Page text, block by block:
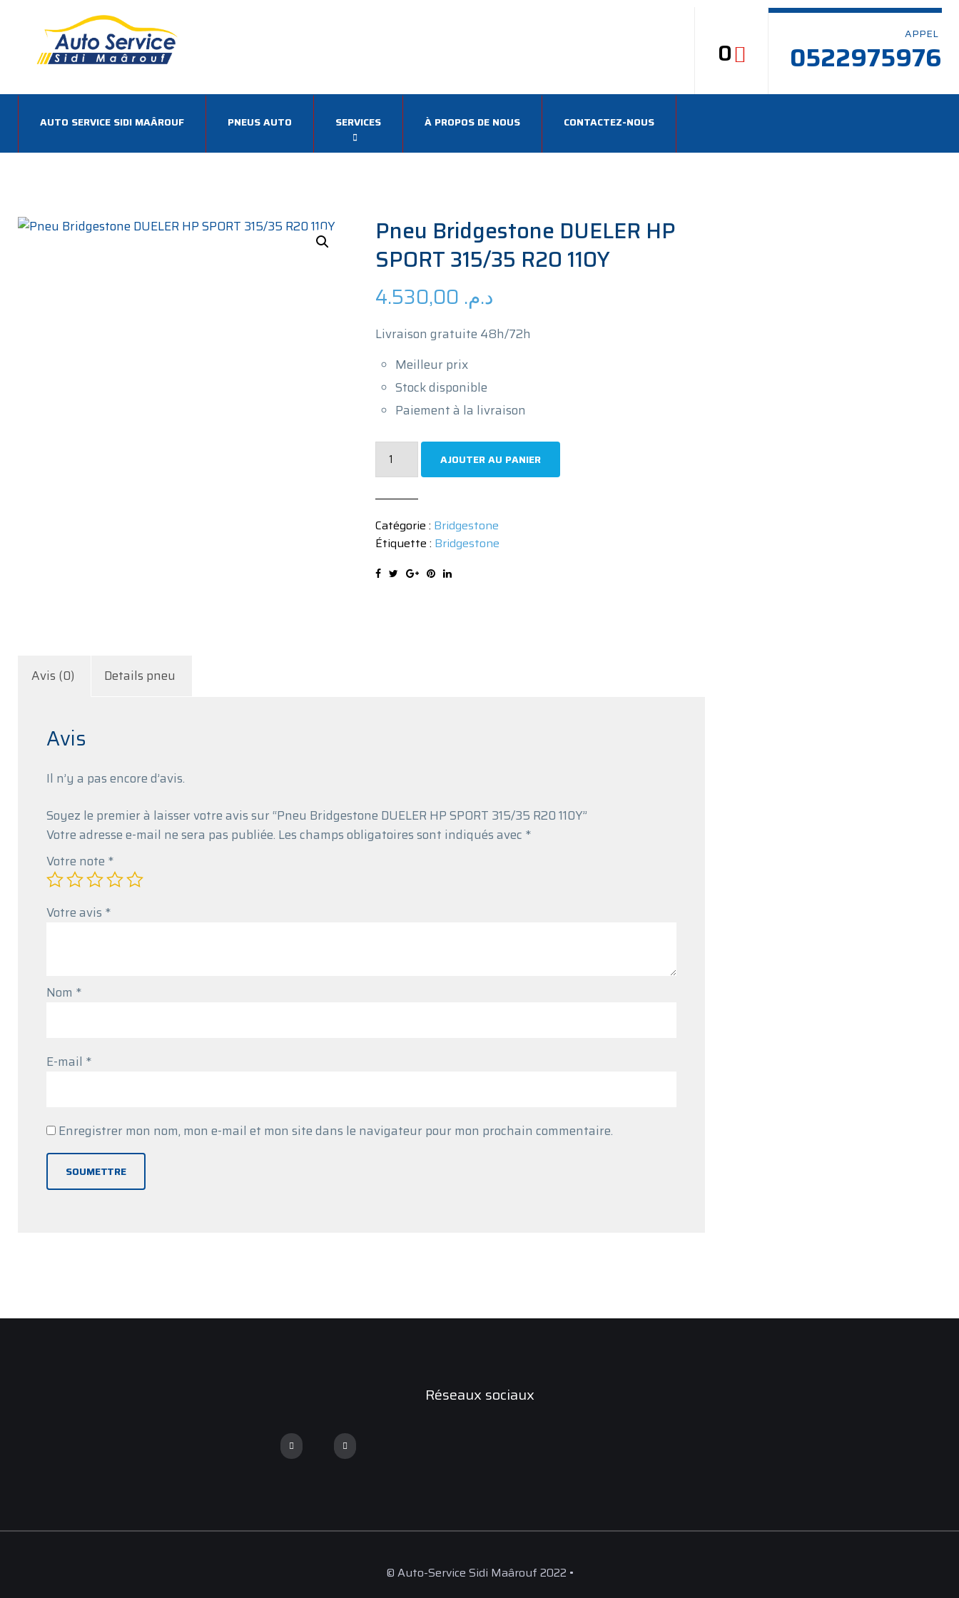
0
APPEL
0522975976
AUTO SERVICE SIDI MAÂROUF PNEUS AUTO SERVICES À PROPOS DE NOUS CONTACTEZ-NOUS
Pneu Bridgestone DUELER HP
SPORT 315/35 R20 110Y
د.م.
Livraison gratuite 48h/72h
Meilleur prix
Stock disponible
Paiement à la livraison
DUELER
HP
SPORT
AJOUTER AU PANIER
Catégorie : Bridgestone
Étiquette : Bridgestone
Avis (0) Details pneu
Avis
Il n’y a pas encore d’avis.
Soyez le premier à laisser votre avis sur “Pneu Bridgestone DUELER HP SPORT 315/35 R20 110Y”
Votre adresse e-mail ne sera pas publiée. Les champs obligatoires sont indiqués avec *
Votre note *
Votre avis *
Nom *
E-mail *
Enregistrer mon nom, mon e-mail et mon site dans le navigateur pour mon prochain commentaire.
Réseaux sociaux
© Auto-Service Sidi Maârouf 2022 •